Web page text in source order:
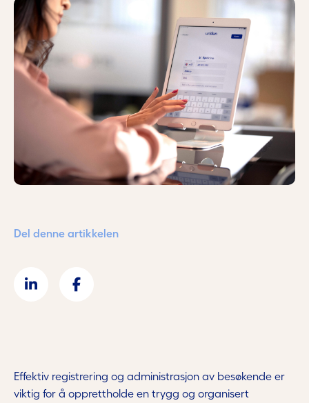
Kontakt
Logg inn
Bli kunde
Referansekunder
Del denne artikkelen
Effektiv registrering og administrasjon av besøkende er
viktig for å opprettholde en trygg og organisert